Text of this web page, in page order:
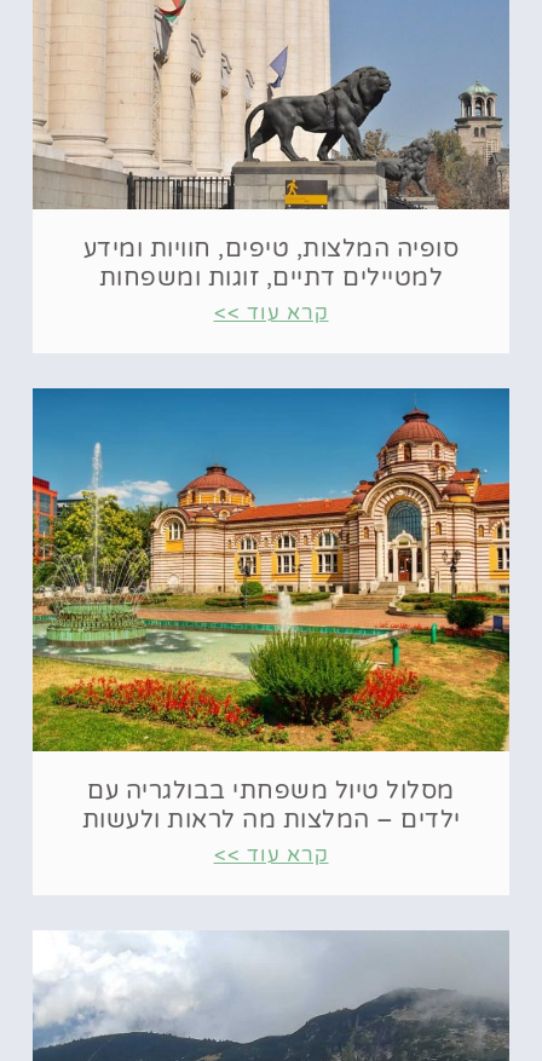
סופיה המלצות, טיפים, חוויות ומידע
למטיילים דתיים, זוגות ומשפחות
קרא עוד >>
מסלול טיול משפחתי בבולגריה עם
ילדים – המלצות מה לראות ולעשות
קרא עוד >>